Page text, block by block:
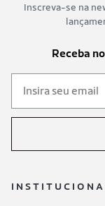
Inscreva-se na
Receba